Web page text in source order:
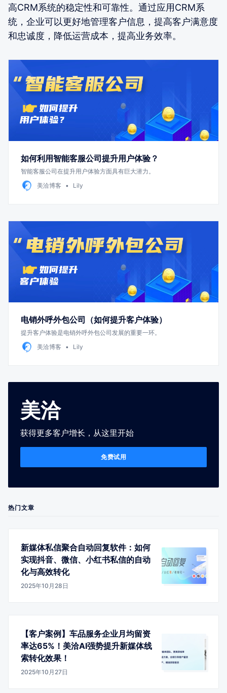
高CRM系统的稳定性和可靠性。通过应用CRM系
统，企业可以更好地管理客户信息，提高客户满意度
和忠诚度，降低运营成本，提高业务效率。
如何利用智能客服公司提升用户体验？
智能客服公司在提升用户体验方面具有巨大潜力。
美洽博客
Lily
电销外呼外包公司（如何提升客户体验）
提升客户体验是电销外呼外包公司发展的重要一环。
美洽博客
Lily
美洽
获得更多客户增长，从这里开始
免费试用
热门文章
新媒体私信聚合自动回复软件：如何
实现抖音、微信、小红书私信的自动
化与高效转化
2025年10月28日
【客户案例】车品服务企业月均留资
率达65%！美洽AI强势提升新媒体线
索转化效果！
2025年10月27日